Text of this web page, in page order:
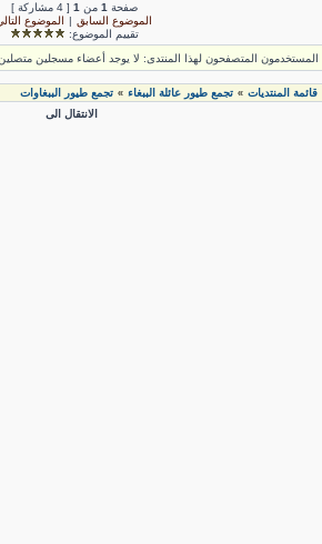
صفحة1 من [ 4 مشاركة ]
الموضوع السابق| الموضوع التالي
تقييم الموضوع:
المستخدمون المتصفحون لهذا المنتدى: لا يوجد أعضاء مسجلين متصلين و 14 زائر/
قائمة المنتديات» تجمع طيور عائلة الببغاء» تجمع طيور الببغاوات
الانتقال الى